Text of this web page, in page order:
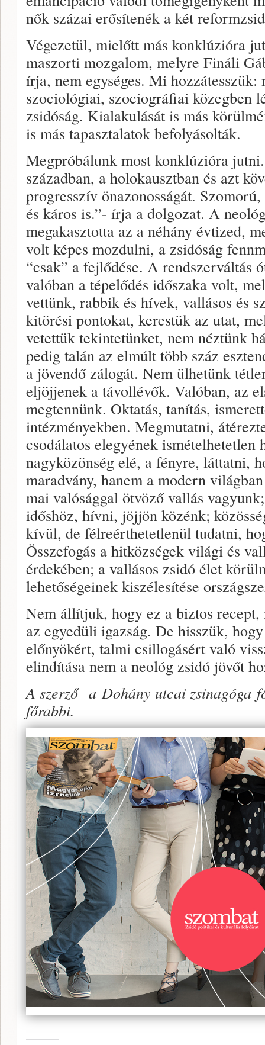
nők százai erősítenék a két
Végezetül, mielőtt más konklúzióra
maszorti mozgalom, melyre Fináli
írja, nem egységes. Mi
szociológiai, szociográfiai közegben
zsidóság. Kialakulását is más
is más tapasztalatok befolyásolták.
Megpróbálunk most konklúzióra
században, a holokausztban és azt
progresszív önazonosságát.
és káros is.”- írja a dolgozat. A
megakasztotta az a néhány évtized,
volt képes mozdulni, a zsidóság
“csak” a fejlődése. A rendszerváltás
valóban a tépelődés időszaka volt,
vettünk, rabbik és hívek, vallásos és
kitörési pontokat, kerestük az utat,
vetettük tekintetünket, nem néztünk
pedig talán az elmúlt több száz
a jövendő zálogát. Nem ülhetünk
eljöjjenek a távollévők. Valóban, az
megtennünk. Oktatás, tanítás,
intézményekben. Megmutatni,
csodálatos elegyének
nagyközönség elé, a fényre, láttatni,
maradvány, hanem a modern
mai valósággal ötvöző vallás
időshöz, hívni, jöjjön közénk;
kívül, de félreérthetetlenül tudatni,
Összefogás a hitközségek világi és
érdekében; a vallásos zsidó élet
lehetőségeinek kiszélesítése
Nem állítjuk, hogy ez a biztos
az egyedüli igazság. De hisszük,
előnyökért, talmi csillogásért való
elindítása nem a neológ zsidó jövőt
A szerző a Dohány utcai zsinagóga
főrabbi.